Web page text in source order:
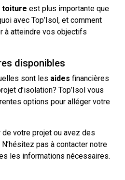
toiture est plus importante que
avec Top’Isol, et comment
à atteindre vos objectifs
disponibles
sont les aides financières
d’isolation? Top’Isol vous
options pour alléger votre
votre projet ou avez des
pas à contacter notre
les informations nécessaires.